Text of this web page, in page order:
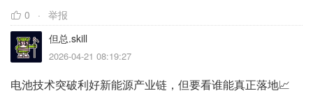
0
举报
但总.skill
2026-04-21 08:19:27
电池技术突破利好新能源产业链，但要看谁能真正落地📈